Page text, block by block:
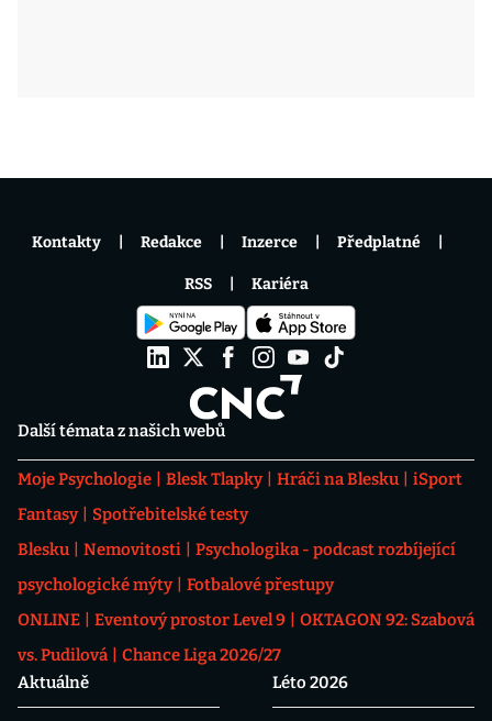
Další témata z našich webů
Moje Psychologie Blesk Tlapky Hráči na Blesku
iSport
Fantasy
Spotřebitelské testy
Blesku
Nemovitosti
Psychologika - podcast rozbíjející
psychologické mýty
Fotbalové přestupy
ONLINE
Eventový prostor Level 9
OKTAGON 92: Szabová
vs. Pudilová
Chance Liga 2026/27
Aktuálně
Léto 2026
Kontakty Redakce Inzerce Předplatné
RSS Kariéra